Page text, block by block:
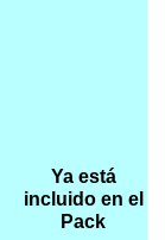
Ya está
incluido en el
Pack